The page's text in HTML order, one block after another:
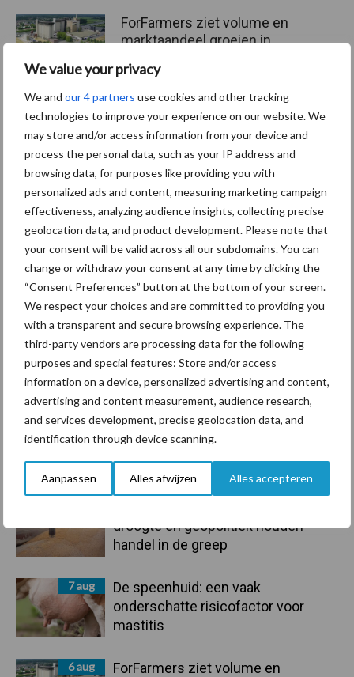
We value your privacy
We and our 4 partners use cookies and other tracking
technologies to improve your experience on our website. We
may store and/or access information from your device and
process the personal data, such as your IP address and
browsing data, for purposes like providing you with
personalized ads and content, measuring marketing campaign
effectiveness, analyzing audience insights, collecting precise
geolocation data, and product development. Please note that
your consent will be valid across all our subdomains. You can
change or withdraw your consent at any time by clicking the
“Consent Preferences” button at the bottom of your screen.
We respect your choices and are committed to providing you
with a transparent and secure browsing experience. The
third-party vendors are processing data for the following
purposes and special features: Store and/or access
information on a device, personalized advertising and content,
advertising and content measurement, audience research,
and services development, precise geolocation data, and
identification through device scanning.
Aanpassen Alles afwijzen Alles accepteren
Sidebar
Recent nieuws Partner nieuws
droogte en geopolitiek houden
handel in de greep
7 aug
De speenhuid: een vaak
onderschatte risicofactor voor
mastitis
6 aug
ForFarmers ziet volume en
ForFarmers ziet volume en
marktaandeel groeien in
markt
Themapagina's
Diergezondheid Bemesting Fokkerij
Bedrijfsnieuws
Ligbox &
Voerhekken
Toon meer